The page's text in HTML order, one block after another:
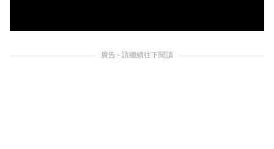
廣告 - 請繼續往下閱讀